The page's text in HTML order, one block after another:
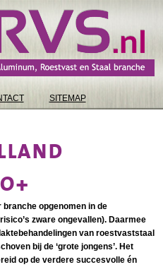
SITEMAP
opgenomen in de
zware ongevallen). Daarmee
van roestvaststaal
bij de ‘grote jongens’. Het
op de verdere succesvolle én